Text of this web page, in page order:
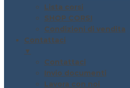
Lista corsi
SHOP CORSI
Condizioni di vendita
Contattaci
▼
Contattaci
Invio documenti
Lavora con noi